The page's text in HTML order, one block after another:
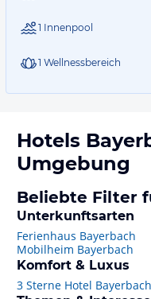
1 Innenpool
1 Wellnessbereich
Hotels
Umgebung
Beliebte Filter
Unterkunftsarten
Ferienhaus Bayerbach
Mobilheim Bayerbach
Komfort & Luxus
3 Sterne Hotel Bayerbach